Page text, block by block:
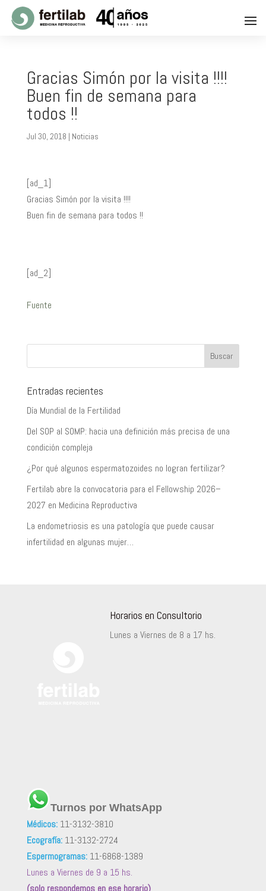
Gracias Simón por la visita !!!!
Buen fin de semana para
todos !!
Jul 30, 2018 | Noticias
[ad_1]
Gracias Simón por la visita !!!!
Buen fin de semana para todos !!
[ad_2]
Fuente
Entradas recientes
Día Mundial de la Fertilidad
Del SOP al SOMP: hacia una definición más precisa de una
condición compleja
¿Por qué algunos espermatozoides no logran fertilizar?
Fertilab abre la convocatoria para el Fellowship 2026–
2027 en Medicina Reproductiva
La endometriosis es una patología que puede causar
infertilidad en algunas mujer…
Horarios en Consultorio
Lunes a Viernes de 8 a 17 hs.
Turnos por WhatsApp
Médicos: 11-3132-3810
Ecografía: 11-3132-2724
Espermogramas: 11-6868-1389
Lunes a Viernes de 9 a 15 hs.
(solo respondemos en ese horario)